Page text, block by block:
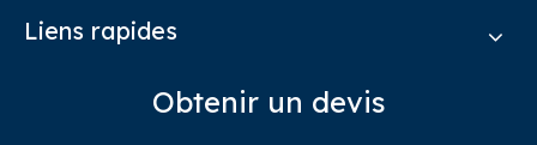
Liens rapides
Obtenir un devis